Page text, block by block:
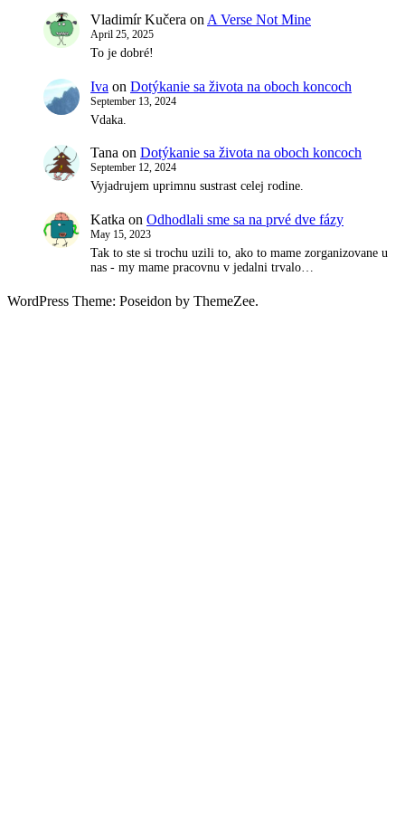
Vladimír Kučera on A Verse Not Mine
April 25, 2025
To je dobré!
Iva on Dotýkanie sa života na oboch koncoch
September 13, 2024
Vdaka.
Tana on Dotýkanie sa života na oboch koncoch
September 12, 2024
Vyjadrujem uprimnu sustrast celej rodine.
Katka on Odhodlali sme sa na prvé dve fázy
May 15, 2023
Tak to ste si trochu uzili to, ako to mame zorganizovane u
nas - my mame pracovnu v jedalni trvalo…
WordPress Theme: Poseidon by ThemeZee.